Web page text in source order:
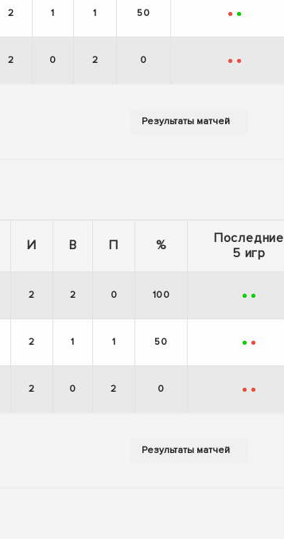
2 1 1 50 - +
2 0 2 0 - -
И В П %
Последние
5 игр
2 2 0 100 + +
2 1 1 50 + -
2 0 2 0 - -